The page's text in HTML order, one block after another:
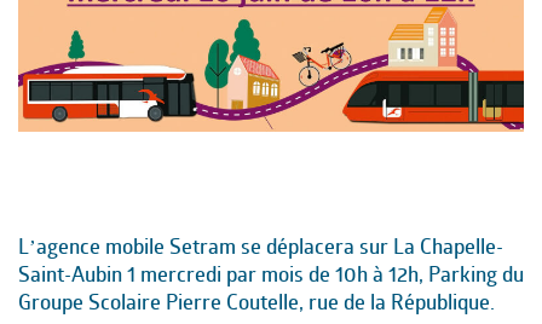
L’agence mobile Setram se déplacera sur La Chapelle-
Saint-Aubin 1 mercredi par mois de 10h à 12h, Parking du
Groupe Scolaire Pierre Coutelle, rue de la République.